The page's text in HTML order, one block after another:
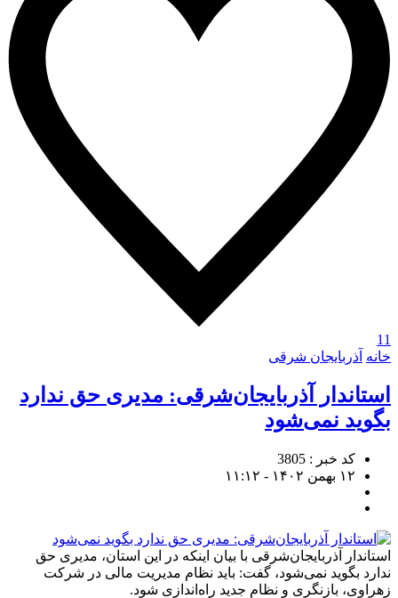
11
خانه آذربایجان شرقی
استاندار آذربایجان‌شرقی: مدیری حق ندارد
بگوید نمی‌شود
کد خبر : 3805
۱۲ بهمن ۱۴۰۲ - ۱۱:۱۲
استاندار آذربایجان‌شرقی با بیان اینکه در این استان، مدیری حق
ندارد بگوید نمی‌شود، گفت: باید نظام مدیریت مالی در شرکت
زهراوی، بازنگری و نظام جدید راه‌اندازی شود.